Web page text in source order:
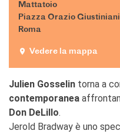
Mattatoio
Piazza Orazio
Roma
Vedere la mappa
Julien Gosselin torna a
contemporanea
Don DeLillo.
Jerold Bradway è uno